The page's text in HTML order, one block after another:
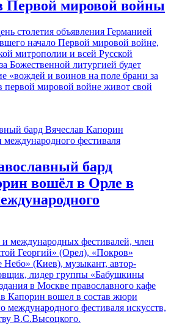
Первой мировой войны
столетия объявления Германией
начало Первой мировой войне,
митрополии и всей Русской
Божественной литургией будет
«вождей и воинов на поле брани за
первой мировой войне живот свой
бард
вошёл в Орле в
и международных фестивалей, член
Георгий» (Орел), «Покров»
Небо» (Киев), музыкант, автор-
лидер группы «Бабушкины
в Москве православного кафе
Капорин вошел в состав жюри
международного фестиваля искусств,
В.С.Высоцкого.